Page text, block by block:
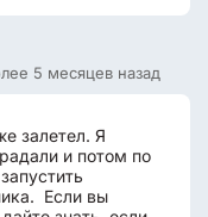
5 месяцев назад
залетел. Я
и потом по
Если вы